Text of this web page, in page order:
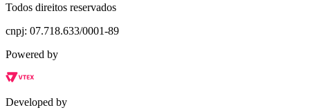
Todos direitos reservados
cnpj: 07.718.633/0001-89
Powered by
Developed by